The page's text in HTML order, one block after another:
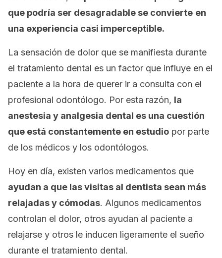
que podría ser desagradable se convierte en
una experiencia casi imperceptible.
La sensación de dolor que se manifiesta durante
el tratamiento dental es un factor que influye en el
paciente a la hora de querer ir a consulta con el
profesional odontólogo. Por esta razón, la
anestesia y analgesia dental es una cuestión
que está constantemente en estudio por parte
de los médicos y los odontólogos.
Hoy en día, existen varios medicamentos que
ayudan a que las visitas al dentista sean más
relajadas y cómodas. Algunos medicamentos
controlan el dolor, otros ayudan al paciente a
relajarse y otros le inducen ligeramente el sueño
durante el tratamiento dental.